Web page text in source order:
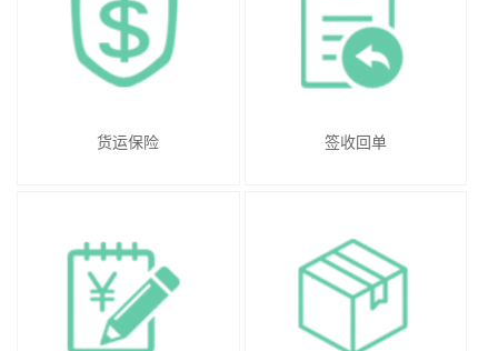
货运保险 签收回单